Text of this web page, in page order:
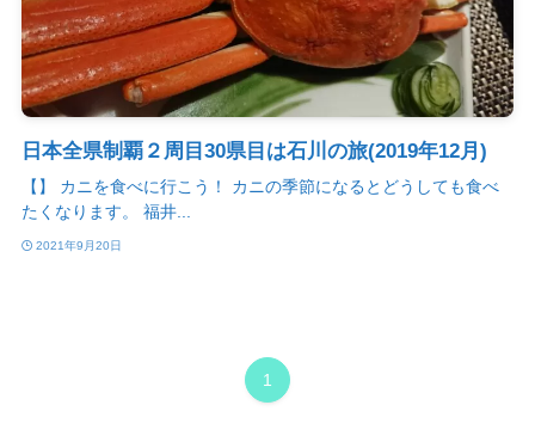
日本全県制覇２周目30県目は石川の旅(2019年12月)
【】 カニを食べに行こう！ カニの季節になるとどうしても食べ
たくなります。 福井...
2021年9月20日
1